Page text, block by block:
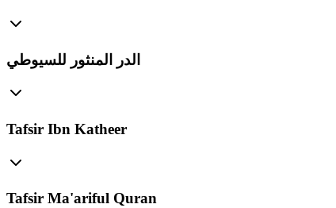
الدر المنثور للسيوطي
Tafsir Ibn Katheer
Tafsir Ma'ariful Quran